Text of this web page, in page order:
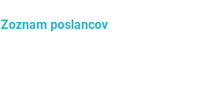
Zoznam poslancov